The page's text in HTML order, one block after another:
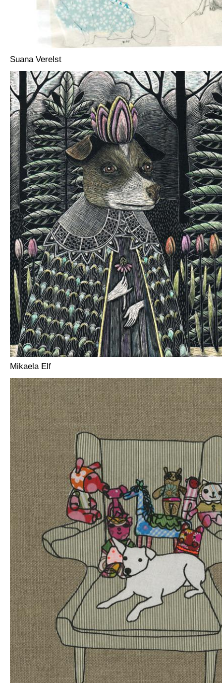
Suana Verelst
Mikaela Elf